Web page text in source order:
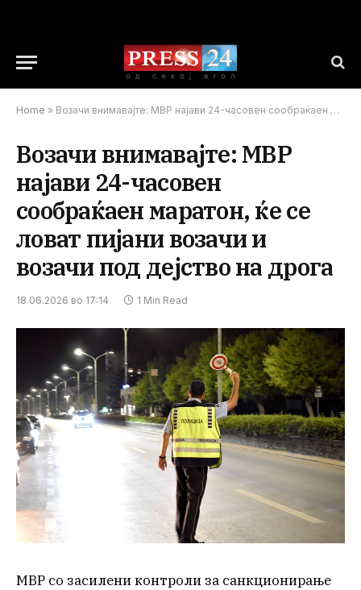
Home » Возачи внимавајте: МВР најави 24-часовен сообраќаен маратон, ќе се ловат пијани возачи и возачи под дејство на дрога
Возачи внимавајте: МВР
најави 24-часовен
сообраќаен маратон, ќе се
ловат пијани возачи и
возачи под дејство на дрога
18.06.2026 во 17:14 1 Min Read
МВР со засилени контроли за санкционирање